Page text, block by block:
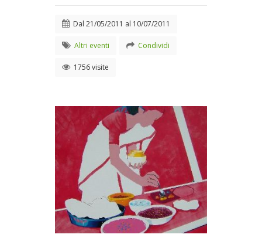
Dal 21/05/2011 al 10/07/2011
Altri eventi Condividi
1756 visite